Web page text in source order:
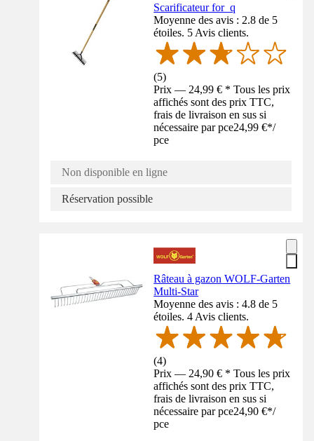
Scarificateur for_q
Moyenne des avis : 2.8 de 5
étoiles. 5 Avis clients.
(5)
Prix — 24,99 € * Tous les prix
affichés sont des prix TTC,
frais de livraison en sus si
nécessaire par pce24,99 €*/
pce
Non disponible en ligne
Réservation possible
Râteau à gazon WOLF-Garten
Multi-Star
Moyenne des avis : 4.8 de 5
étoiles. 4 Avis clients.
(4)
Prix — 24,90 € * Tous les prix
affichés sont des prix TTC,
frais de livraison en sus si
nécessaire par pce24,90 €*/
pce